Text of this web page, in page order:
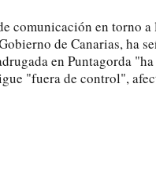
comunicación en torno a
de Canarias, ha
en Puntagorda
"fuera de control",